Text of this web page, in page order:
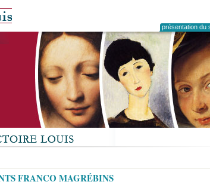
présentation du
FRANCO MAGRÉBINS